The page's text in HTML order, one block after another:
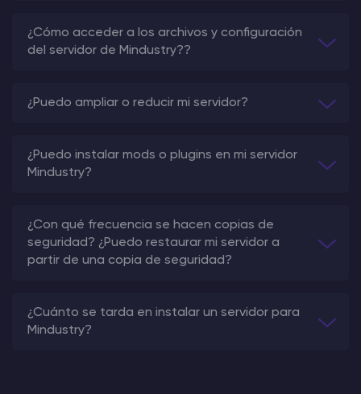
¿Cómo acceder a los archivos y configuración
del servidor de Mindustry??
¿Puedo ampliar o reducir mi servidor?
¿Puedo instalar mods o plugins en mi servidor
Mindustry?
¿Con qué frecuencia se hacen copias de
seguridad? ¿Puedo restaurar mi servidor a
partir de una copia de seguridad?
¿Cuánto se tarda en instalar un servidor para
Mindustry?